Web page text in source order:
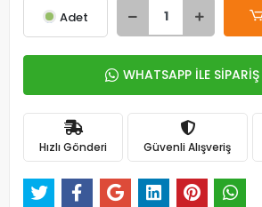
Adet
WHATSAPP İLE SİPARİŞ
Hızlı Gönderi Güvenli Alışveriş